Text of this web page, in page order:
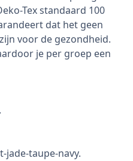
Tex standaard 100
dat het geen
voor de gezondheid.
je per groep een
jade-taupe-navy.